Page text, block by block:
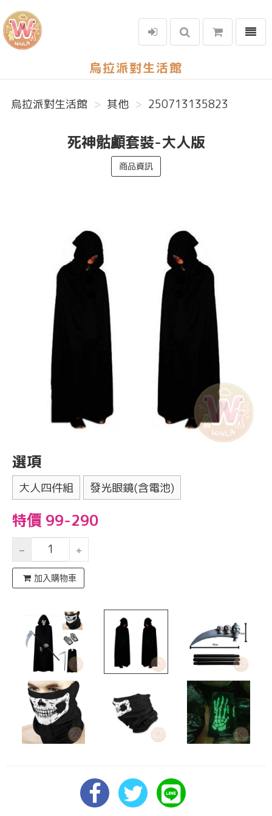
烏拉派對生活館
選單
烏拉派對生活館 其他 250713135823
死神骷顱套裝-大人版
商品資訊
選項
大人四件組 發光眼鏡(含電池)
特價 99-290
加入購物車